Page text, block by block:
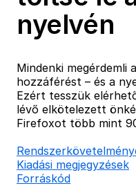
nyelvén
Mindenki megérdemli
hozzáférést – és a
Ezért tesszük
lévő elkötelezett
Firefoxot több mint
Kiadási megjegyzések
Forráskód